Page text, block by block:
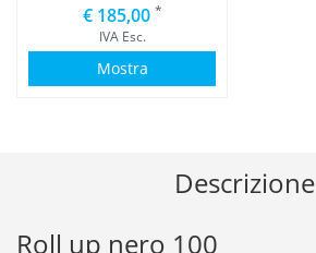
€ 185,00 *
IVA Esc.
Mostra
Descrizione
Roll up nero 100